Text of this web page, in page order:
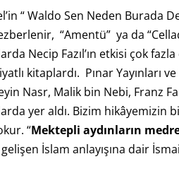
“ Waldo Sen Neden Burada
“Amentü” ya da
Necip Fazıl’ın etkisi çok
kitaplardı. Pınar Yayınları
Nasr, Malik bin Nebi, Franz
yer aldı. Bizim hikâyemizin
“Mektepli aydınların
İslam anlayışına dair